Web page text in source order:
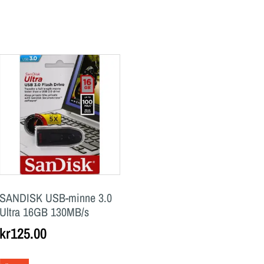
SANDISK USB-minne 3.0
Ultra 16GB 130MB/s
kr125.00